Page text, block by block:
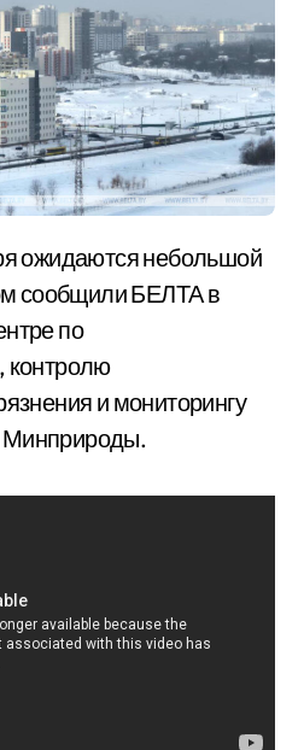
сообщили БЕЛТА в
по
контролю
и мониторингу